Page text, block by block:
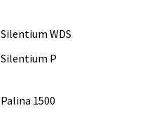
Silentium WDS
Silentium P
Palina 1500